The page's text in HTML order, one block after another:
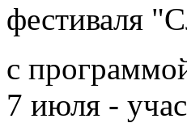
фестиваля
с
7 июля -